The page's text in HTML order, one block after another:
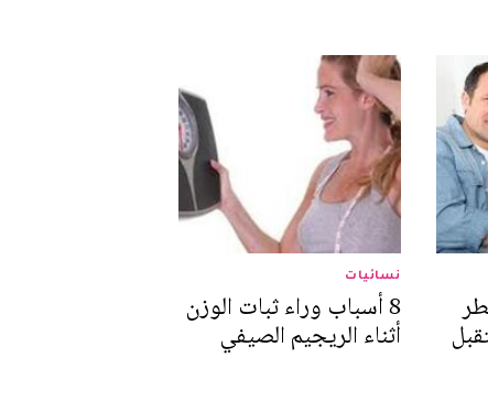
نسائيات
8 أسباب وراء ثبات الوزن
أثناء الريجيم الصيفي